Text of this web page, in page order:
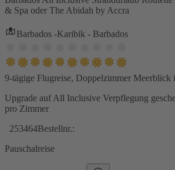
& Spa oder The Abidah by Accra
Barbados -Karibik - Barbados
9-tägige Flugreise, Doppelzimmer
Upgrade auf All Inclusive Verpflegung
pro Zimmer
253464Bestellnr.:
Pauschalreise